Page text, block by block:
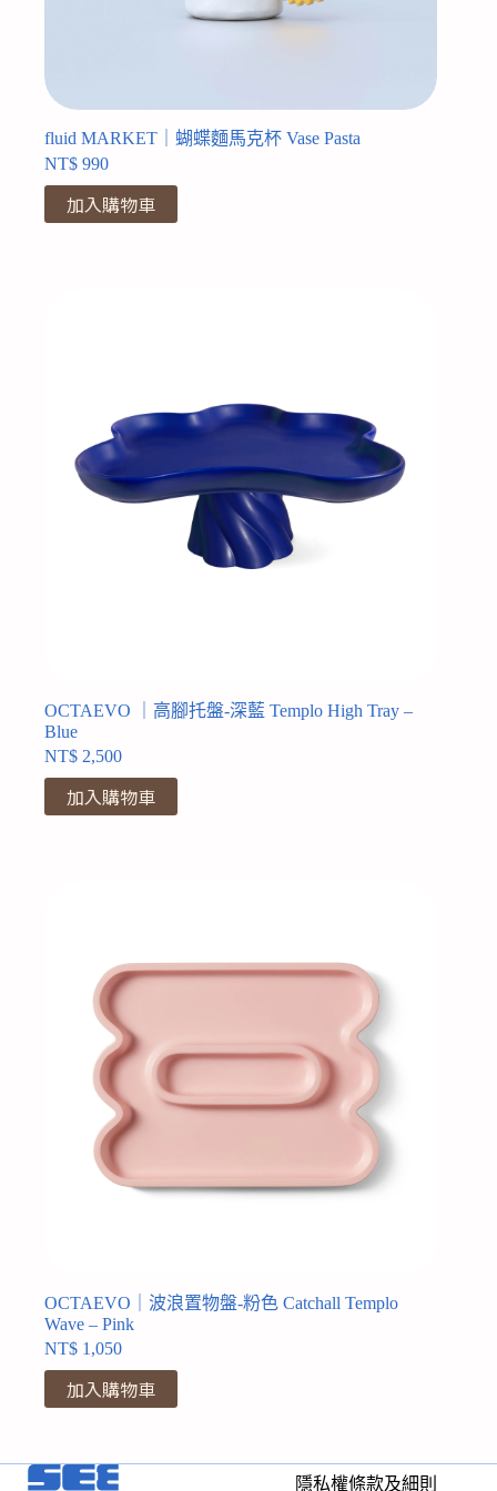
fluid MARKET｜蝴蝶麵馬克杯 Vase Pasta
NT$ 990
加入購物車
OCTAEVO ｜高腳托盤-深藍 Templo High Tray –
Blue
NT$ 2,500
加入購物車
OCTAEVO｜波浪置物盤-粉色 Catchall Templo
Wave – Pink
NT$ 1,050
加入購物車
隱私權條款及細則